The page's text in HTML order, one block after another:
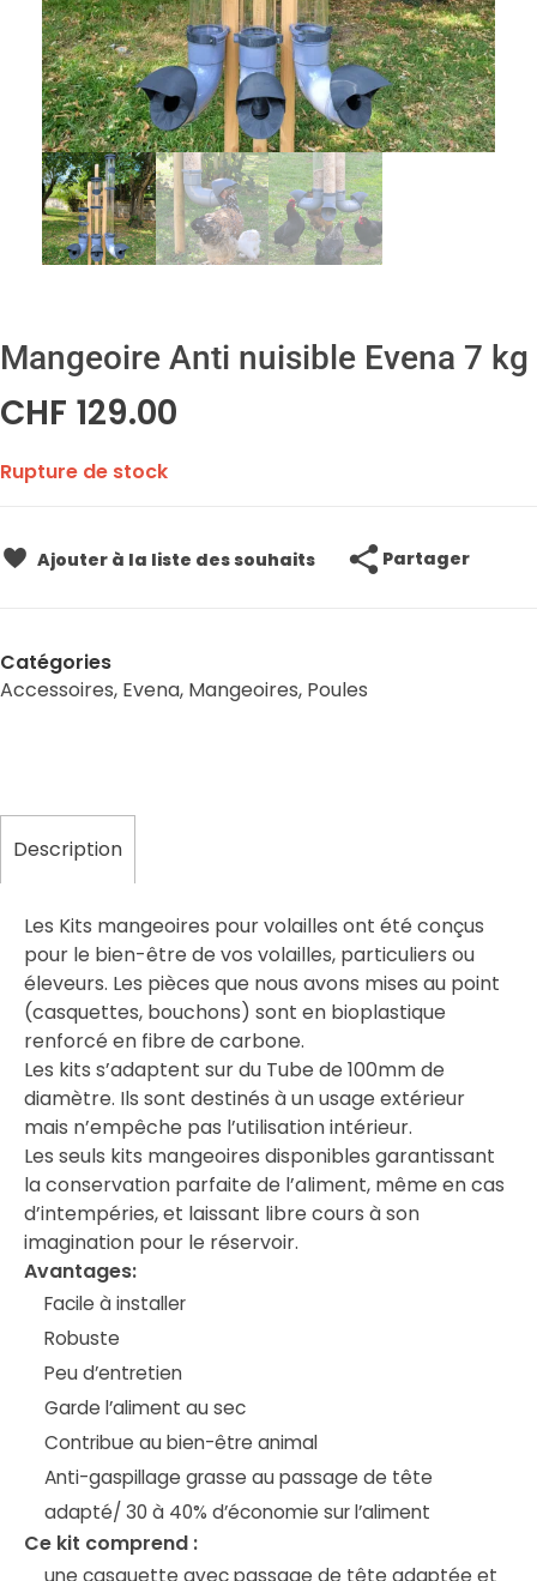
Mangeoire Anti nuisible Evena 7 kg
CHF 129.00
Rupture de stock
Ajouter à la liste des souhaits Partager
Catégories
Accessoires, Evena, Mangeoires, Poules
Description
Les Kits mangeoires pour volailles ont été conçus
pour le bien-être de vos volailles, particuliers ou
éleveurs. Les pièces que nous avons mises au point
(casquettes, bouchons) sont en bioplastique
renforcé en fibre de carbone.
Les kits s’adaptent sur du Tube de 100mm de
diamètre. Ils sont destinés à un usage extérieur
mais n’empêche pas l’utilisation intérieur.
Les seuls kits mangeoires disponibles garantissant
la conservation parfaite de l’aliment, même en cas
d’intempéries, et laissant libre cours à son
imagination pour le réservoir.
Avantages:
Facile à installer
Robuste
Peu d’entretien
Garde l’aliment au sec
Contribue au bien-être animal
Anti-gaspillage grasse au passage de tête
adapté/ 30 à 40% d’économie sur l’aliment
Ce kit comprend :